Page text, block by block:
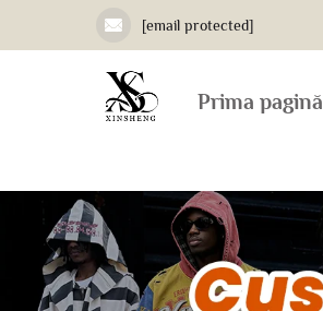
[email protected]
Prima pagină